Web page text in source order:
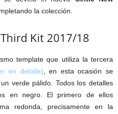
la colección.
Kit 2017/18
template que utiliza la tercera
en detalle) , en esta ocasión se
verde pálido. Todos los detalles
en negro. El primero de ellos
redonda, precisamente en la